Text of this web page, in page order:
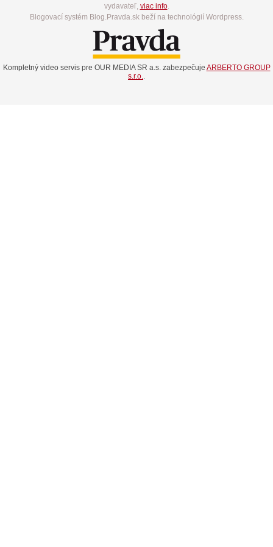
vydavateľ, viac info.
Blogovací systém Blog.Pravda.sk beží na technológií Wordpress.
Kompletný video servis pre OUR MEDIA SR a.s. zabezpečuje ARBERTO GROUP
s.r.o.